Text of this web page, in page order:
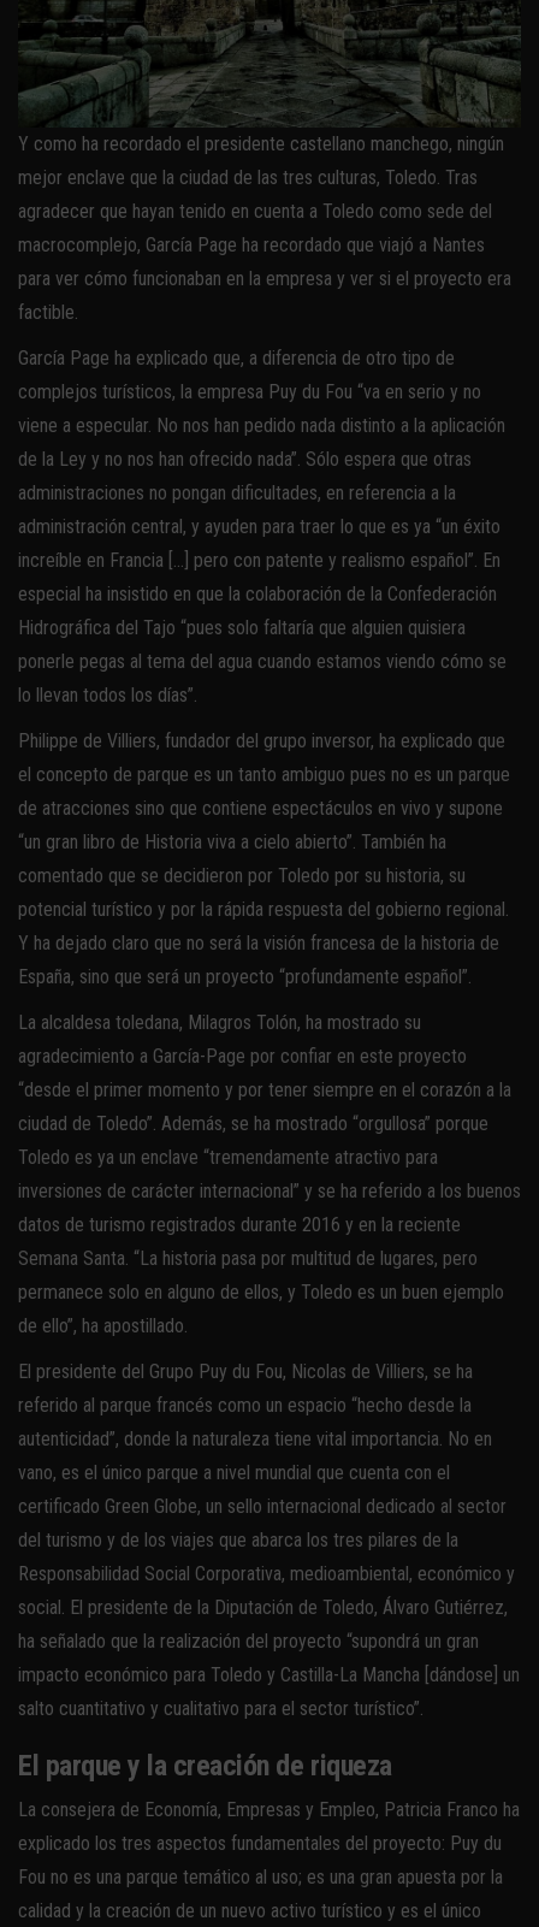
Y como ha recordado el presidente castellano manchego, ningún
mejor enclave que la ciudad de las tres culturas, Toledo. Tras
agradecer que hayan tenido en cuenta a Toledo como sede del
macrocomplejo, García Page ha recordado que viajó a Nantes
para ver cómo funcionaban en la empresa y ver si el proyecto era
factible.
García Page ha explicado que, a diferencia de otro tipo de
complejos turísticos, la empresa Puy du Fou “va en serio y no
viene a especular. No nos han pedido nada distinto a la aplicación
de la Ley y no nos han ofrecido nada”. Sólo espera que otras
administraciones no pongan dificultades, en referencia a la
administración central, y ayuden para traer lo que es ya “un éxito
increíble en Francia […] pero con patente y realismo español”. En
especial ha insistido en que la colaboración de la Confederación
Hidrográfica del Tajo “pues solo faltaría que alguien quisiera
ponerle pegas al tema del agua cuando estamos viendo cómo se
lo llevan todos los días”.
Philippe de Villiers, fundador del grupo inversor, ha explicado que
el concepto de parque es un tanto ambiguo pues no es un parque
de atracciones sino que contiene espectáculos en vivo y supone
“un gran libro de Historia viva a cielo abierto”. También ha
comentado que se decidieron por Toledo por su historia, su
potencial turístico y por la rápida respuesta del gobierno regional.
Y ha dejado claro que no será la visión francesa de la historia de
España, sino que será un proyecto “profundamente español”.
La alcaldesa toledana, Milagros Tolón, ha mostrado su
agradecimiento a García-Page por confiar en este proyecto
“desde el primer momento y por tener siempre en el corazón a la
ciudad de Toledo”. Además, se ha mostrado “orgullosa” porque
Toledo es ya un enclave “tremendamente atractivo para
inversiones de carácter internacional” y se ha referido a los buenos
datos de turismo registrados durante 2016 y en la reciente
Semana Santa. “La historia pasa por multitud de lugares, pero
permanece solo en alguno de ellos, y Toledo es un buen ejemplo
de ello”, ha apostillado.
El presidente del Grupo Puy du Fou, Nicolas de Villiers, se ha
referido al parque francés como un espacio “hecho desde la
autenticidad”, donde la naturaleza tiene vital importancia. No en
vano, es el único parque a nivel mundial que cuenta con el
certificado Green Globe, un sello internacional dedicado al sector
del turismo y de los viajes que abarca los tres pilares de la
Responsabilidad Social Corporativa, medioambiental, económico y
social. El presidente de la Diputación de Toledo, Álvaro Gutiérrez,
ha señalado que la realización del proyecto “supondrá un gran
impacto económico para Toledo y Castilla-La Mancha [dándose] un
salto cuantitativo y cualitativo para el sector turístico”.
El parque y la creación de riqueza
La consejera de Economía, Empresas y Empleo, Patricia Franco ha
explicado los tres aspectos fundamentales del proyecto: Puy du
Fou no es una parque temático al uso; es una gran apuesta por la
calidad y la creación de un nuevo activo turístico y es el único